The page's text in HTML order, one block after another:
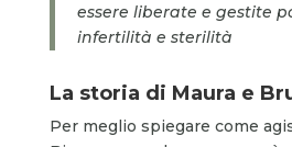
essere liberate e gestite
infertilità e sterilità
La storia di Maura e
Per meglio spiegare come